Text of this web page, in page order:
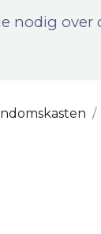
nodig over